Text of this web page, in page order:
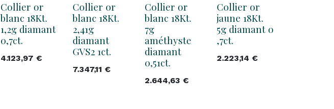
Collier or
blanc 18Kt.
1,2g diamant
0,7ct.
4.123,97 €
Collier or
blanc 18Kt.
2,41g
diamant
GVS2 1ct.
7.347,11 €
Collier or
blanc 18Kt.
7g
améthyste
diamant
0,51ct.
2.644,63 €
Collier or
jaune 18Kt.
5g diamant 0
,7ct.
2.223,14 €